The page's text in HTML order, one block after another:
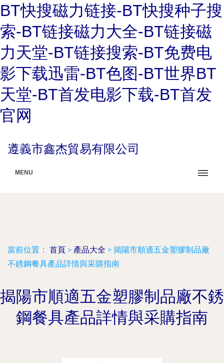
BT快搜磁力链接-BT快搜种子搜
索-BT链接磁力大全-BT链接磁
力天堂-BT链接搜索-BT免费电
影下载迅雷-BT色图-BT世界BT
天堂-BT首发电影下载-BT首发
官网
遵義市鑫杰貿易有限公司
MENU
當前位置： 首頁 > 產品大全 > 揭陽市順適五金塑膠制品廠
不銹鋼餐具產品詳情與采購指南
揭陽市順適五金塑膠制品廠不銹
鋼餐具產品詳情與采購指南